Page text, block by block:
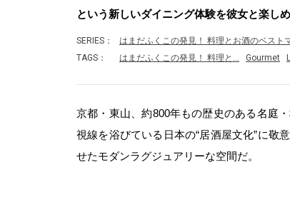
という新しいダイニング体験を彼女と楽しめ
SERIES：
はまだふくこの発見！ 料理とお酒のベスト
TAGS：
はまだふくこの発見！ 料理と… Gourmet
京都・東山、約800年もの歴史のある名庭
視線を浴びている日本の“居酒屋文化”に敬
せたモダンラグジュアリーな空間だ。